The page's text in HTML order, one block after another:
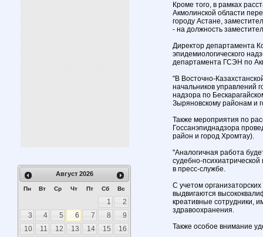
Август 2026
Пн Вт Ср Чт Пт Сб Вс
1
2
3
4 5 6 7 8
9
10
11 12 13 14 15
16
Кроме того, в рамках
Акмолинской области
городу Астане,
- на должность
Директор департамента
эпидемиологического
департамента ГСЭН по
"В Восточно-
начальников управлений
надзора по
Зыряновскому районам и
Также мероприятия по
Госсанэпиднадзора
район и город Хромтау).
"Аналогичная работа
судебно-
в пресс-службе.
С учетом
выдвигаются
креативные сотрудники,
здравоохранения.
Также особое внимание